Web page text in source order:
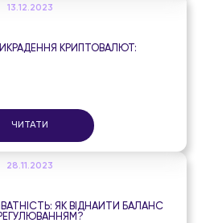
13.12.2023
КРИПТОВАЛЮТ:
ЧИТАТИ
28.11.2023
ЯК ВІДНАЙТИ БАЛАНС